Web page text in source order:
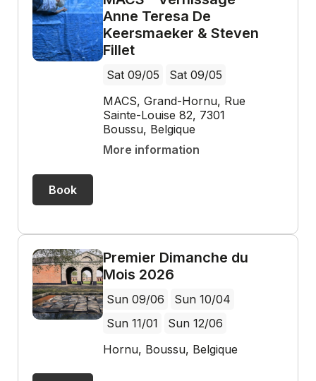
Anne Teresa De
Keersmaeker & Steven
Fillet
Sat 09/05
Sat 09/05
MACS, Grand-Hornu, Rue
Sainte-Louise 82, 7301
Boussu, Belgique
More information
Book
Premier Dimanche du
Mois 2026
Sun 09/06
Sun 10/04
Sun 11/01
Sun 12/06
Hornu, Boussu, Belgique